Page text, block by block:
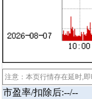
注意：本页行情存在延时,
市盈率/扣除后:--/--